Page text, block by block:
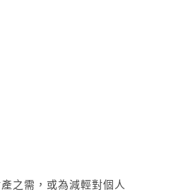
之需，或為減輕對個人